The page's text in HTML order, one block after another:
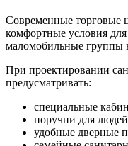
Современные торговые
комфортные условия
маломобильные группы
При проектировании
предусматривать:
специальные
поручни для
удобные дверные